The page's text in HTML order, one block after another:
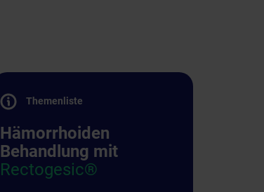
Themenliste
Hämorrhoiden
Behandlung mit
Rectogesic®